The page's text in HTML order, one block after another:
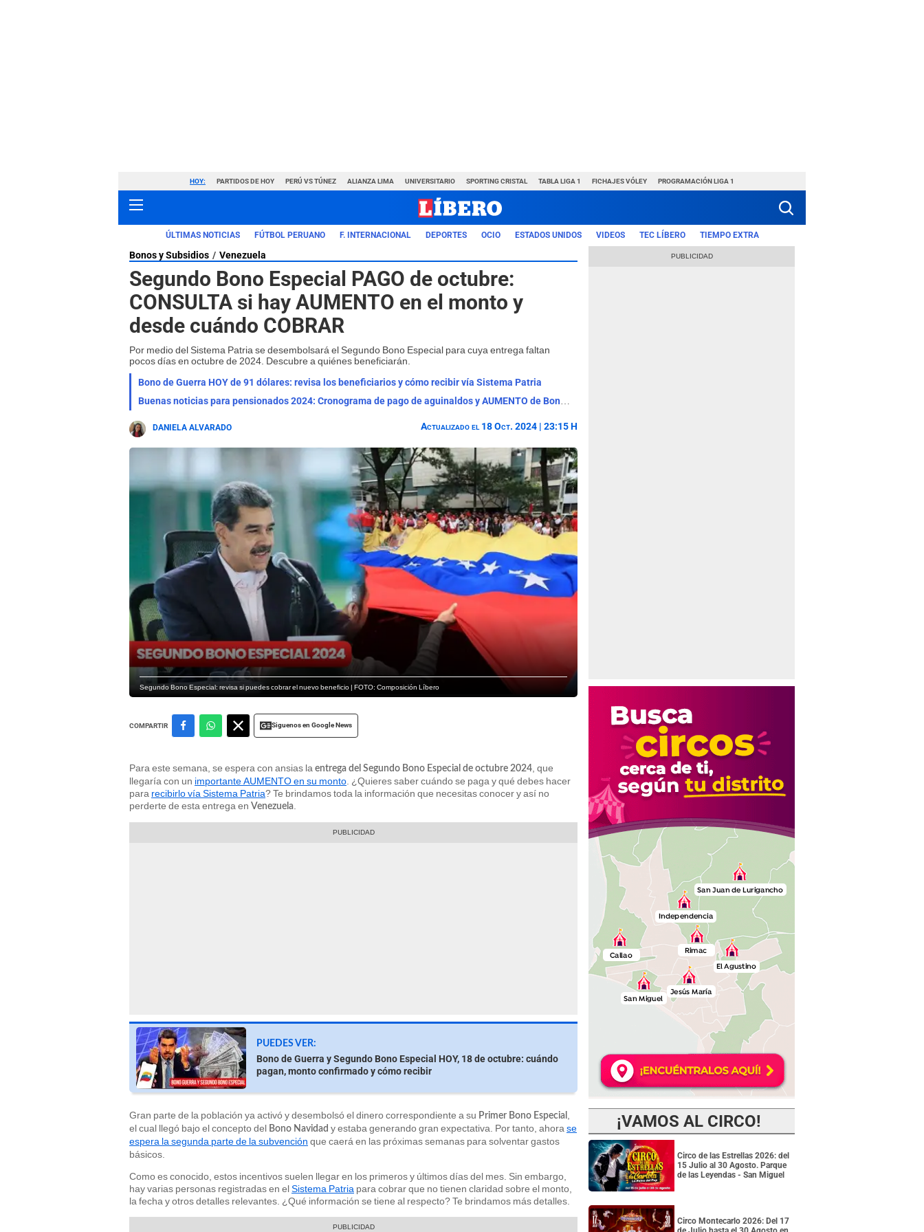
HOY: PARTIDOS DE HOY PERÚ VS TÚNEZ ALIANZA LIMA UNIVERSITARIO SPORTING CRISTAL TABLA LIGA 1 FICHAJES VÓLEY PROGRAMACIÓN LIGA 1
ÚLTIMAS NOTICIAS FÚTBOL PERUANO F. INTERNACIONAL DEPORTES OCIO ESTADOS UNIDOS VIDEOS TEC LÍBERO TIEMPO EXTRA
Bonos y Subsidios Venezuela
Segundo Bono Especial PAGO de octubre:
CONSULTA si hay AUMENTO en el monto y
desde cuándo COBRAR
Por medio del Sistema Patria se desembolsará el Segundo Bono Especial para cuya entrega faltan
pocos días en octubre de 2024. Descubre a quiénes beneficiarán.
Bono de Guerra HOY de 91 dólares: revisa los beneficiarios y cómo recibir vía Sistema Patria
Buenas noticias para pensionados 2024: Cronograma de pago de aguinaldos y AUMENTO de Bono Guerra
DANIELA ALVARADO Actualizado el 18 Oct. 2024 | 23:15 H
Segundo Bono Especial: revisa si puedes cobrar el nuevo beneficio | FOTO: Composición Líbero
COMPARTIR Siguenos en Google News
Para este semana, se espera con ansias la entrega del Segundo Bono Especial de octubre 2024 , que
llegaría con un importante AUMENTO en su monto . ¿Quieres saber cuándo se paga y qué debes hacer
para recibirlo vía Sistema Patria? Te brindamos toda la información que necesitas conocer y así no
perderte de esta entrega en Venezuela
PUEDES VER:
Bono de Guerra y Segundo Bono Especial HOY, 18 de octubre: cuándo
pagan, monto confirmado y cómo recibir
Gran parte de la población ya activó y desembolsó el dinero correspondiente a su Primer Bono Especial
el cual llegó bajo el concepto del Bono Navidad y estaba generando gran expectativa. Por tanto, ahora se
espera la segunda parte de la subvención que caerá en las próximas semanas para solventar gastos
básicos.
Como es conocido, estos incentivos suelen llegar en los primeros y últimos días del mes. Sin embargo,
hay varias personas registradas en elSistema Patria para cobrar que no tienen claridad sobre el monto,
la fecha y otros detalles relevantes. ¿Qué información se tiene al respecto? Te brindamos más detalles.
¡VAMOS AL CIRCO!
Circo de las Estrellas 2026: del
15 Julio al 30 Agosto. Parque
de las Leyendas - San Miguel
Circo Montecarlo 2026: Del 17